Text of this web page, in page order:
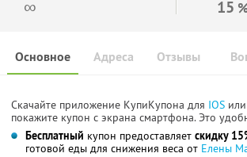
∞ 15
Основное Отзывы
Адреса
Скачайте приложение КупиКупона для IOS или
покажите купон с экрана смартфона. Это
Бесплатный купон предоставляет скидку
готовой еды для снижения веса от Елены